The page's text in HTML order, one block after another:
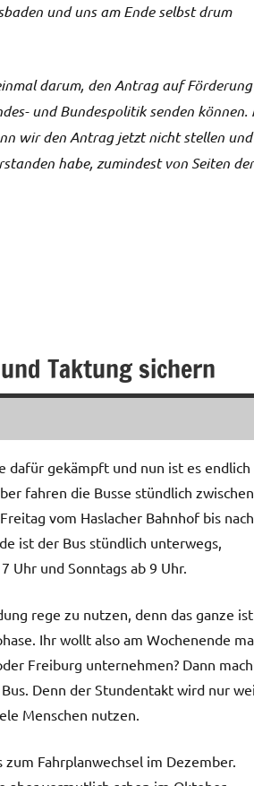
und uns am Ende selbst drum
darum, den Antrag auf
und Bundespolitik senden können.
wir den Antrag jetzt nicht stellen
habe, zumindest von Seiten der
Taktung sichern
dafür gekämpft und nun ist es endlich
fahren die Busse stündlich
vom Haslacher Bahnhof bis nach
ist der Bus stündlich unterwegs,
Uhr und Sonntags ab 9 Uhr.
rege zu nutzen, denn das ganze ist
Ihr wollt also am Wochenende
Freiburg unternehmen? Dann
Denn der Stundentakt wird nur
Menschen nutzen.
zum Fahrplanwechsel im Dezember.